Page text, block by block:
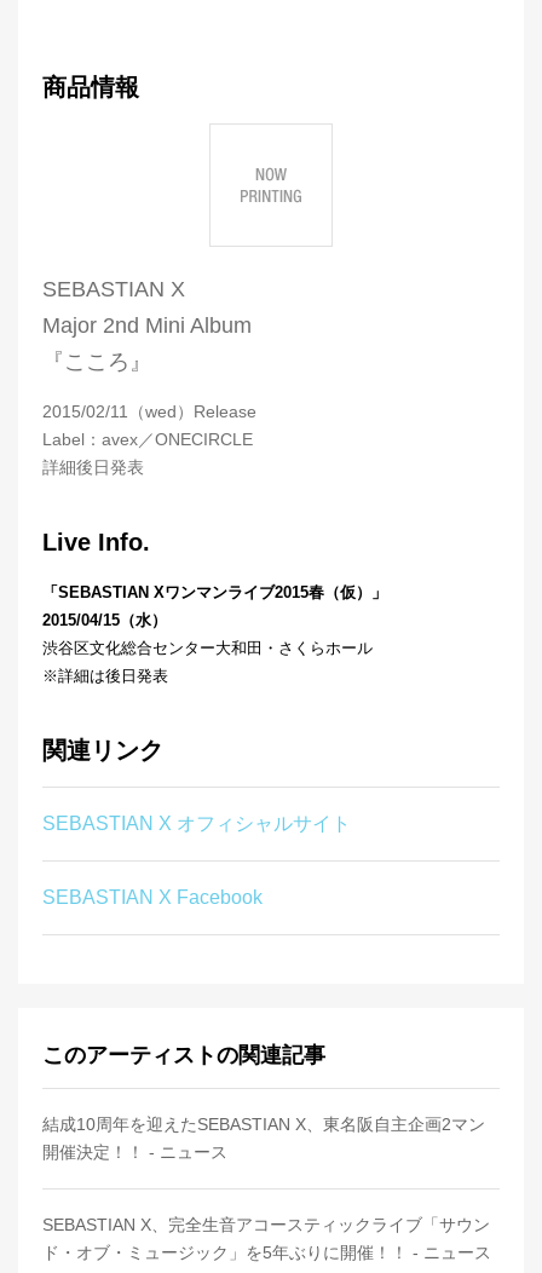
商品情報
SEBASTIAN X
Major 2nd Mini Album
『こころ』
2015/02/11（wed）Release
Label：avex／ONECIRCLE
詳細後日発表
Live Info.
「SEBASTIAN Xワンマンライブ2015春（仮）」
2015/04/15（水）
渋谷区文化総合センター大和田・さくらホール
※詳細は後日発表
関連リンク
SEBASTIAN X オフィシャルサイト
SEBASTIAN X Facebook
このアーティストの関連記事
結成10周年を迎えたSEBASTIAN X、東名阪自主企画2マン
開催決定！！ - ニュース
SEBASTIAN X、完全生音アコースティックライブ「サウン
ド・オブ・ミュージック」を5年ぶりに開催！！ - ニュース